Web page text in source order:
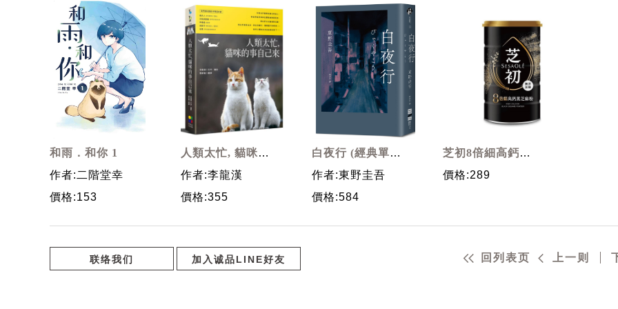
和雨．和你 1
作者:二階堂幸
價格:153
人類太忙, 貓咪的
事自己來
作者:李龍漢
價格:355
白夜行 (經典單冊
回歸版)
作者:東野圭吾
價格:584
芝初8倍細高鈣黑
芝麻粉/ 380g
價格:289
联络我们 加入诚品LINE好友 回列表页 上一则